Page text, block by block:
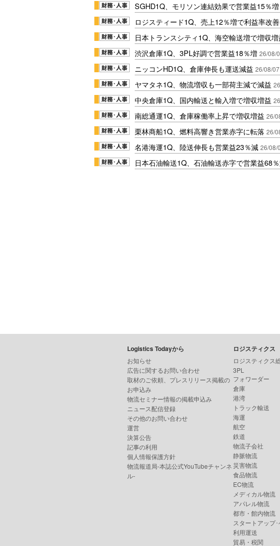
SGHD1Q、モリソン連結効果で営業益15％増
ロジスティード1Q、売上12％増で利益率改善
日本トランスシティ1Q、海空輸送増で増収増
渋沢倉庫1Q、3PL好調で営業益18％増 26/08/
ニッコンHD1Q、倉庫伸長も運送減益 26/08/07
ヤマタネ1Q、物流増収も一部荷主減で減益
中央倉庫1Q、国内輸送と輸入増で増収増益
南総通運1Q、倉庫稼働率上昇で増収増益 26/
栗林商船1Q、燃料高響き営業赤字に転落 26/
名港海運1Q、陸送伸長も営業益23％減 26/08/
日本石油輸送1Q、石油輸送赤字で営業益68
Logistics Todayから
お知らせ
広告に関するお問い合わせ
取材のご依頼、プレスリリース掲載の
お申込み
物流セミナー情報の掲載申込み
ニュース配信登録
その他のお問い合わせ
運営
決算公告
記事の利用
個人情報保護方針
物流報道局-本誌公式YouTubeチャンネ
ル-
ロジスティクス
ロジスティクス
3PL
フォワーダー
倉庫
港湾
トラック輸送
海運
航空
鉄道
物流子会社
静脈物流
災害物流
食品物流
EC物流
メディカル物流
アパレル物流
都市・館内物流
スタートアップ
利用運送
貿易・税関